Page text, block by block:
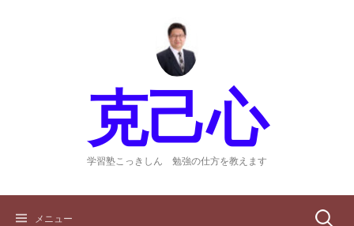
克己心
学習塾こっきしん 勉強の仕方を教えます
メニュー 検